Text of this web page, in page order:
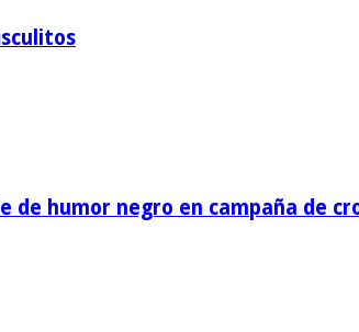
de humor negro en campaña de